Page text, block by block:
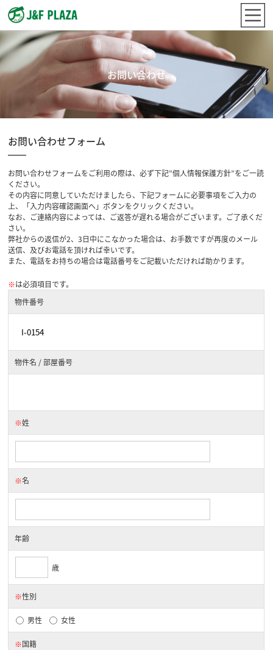
お問い合わせ
お問い合わせフォーム
お問い合わせフォームをご利用の際は、必ず下記”個人情報保護方針”をご一読
ください。
その内容に同意していただけましたら、下記フォームに必要事項をご入力の
上、「入力内容確認画面へ」ボタンをクリックください。
なお、ご連絡内容によっては、ご返答が遅れる場合がございます。ご了承くだ
さい。
弊社からの返信が2、3日中にこなかった場合は、お手数ですが再度のメール
送信、及びお電話を頂ければ幸いです。
また、電話をお持ちの場合は電話番号をご記載いただければ助かります。
※は必須項目です。
物件番号
物件名 / 部屋番号
※姓
※名
年齢
歳
※性別
男性 女性
※国籍